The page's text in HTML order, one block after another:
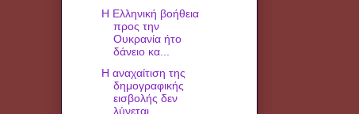
H Ελληνική βοήθεια
προς την
Ουκρανία ήτο
δάνειο κα...
Η αναχαίτιση της
δημογραφικής
εισβολής δεν
λύνεται...